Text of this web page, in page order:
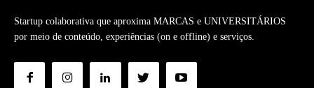
Startup colaborativa que aproxima MARCAS e UNIVERSITÁRIOS
por meio de conteúdo, experiências (on e offline) e serviços.